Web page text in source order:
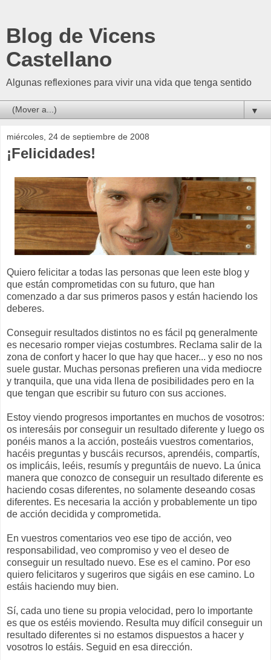
Blog de Vicens
Castellano
Algunas reflexiones para vivir una vida que tenga sentido
▼
miércoles, 24 de septiembre de 2008
¡Felicidades!
Quiero felicitar a todas las personas que leen este blog y
que están comprometidas con su futuro, que han
comenzado a dar sus primeros pasos y están haciendo los
deberes.
Conseguir resultados distintos no es fácil pq generalmente
es necesario romper viejas costumbres. Reclama salir de la
zona de conforty hacer lo que hay que hacer... y eso no nos
suele gustar. Muchas personas prefieren una vida mediocre
y tranquila, que una vida llena de posibilidades pero en la
que tengan que escribir su futuro con sus acciones.
Estoy viendo progresos importantes en muchos de vosotros:
os interesáis por conseguir un resultado diferente y luego os
ponéis manos a la acción, posteáis vuestros comentarios,
hacéis preguntas y buscáis recursos, aprendéis, compartís,
os implicáis, leéis, resumís y preguntáis de nuevo. La única
manera que conozco de conseguir un resultado diferente es
haciendo cosas diferentes, no solamente deseando cosas
diferentes. Es necesaria la acción y probablemente un tipo
de acción decidida y comprometida.
En vuestros comentarios veo ese tipo de acción, veo
responsabilidad, veo compromiso y veo el deseo de
conseguir un resultado nuevo. Ese es el camino. Por eso
quiero felicitaros y sugeriros que sigáis en ese camino. Lo
estáis haciendo muy bien.
Sí, cada uno tiene su propia velocidad, pero lo importante
es que os estéis moviendo. Resulta muy difícil conseguir un
resultado diferentes si no estamos dispuestos a hacer y
vosotros lo estáis. Seguid en esa dirección.